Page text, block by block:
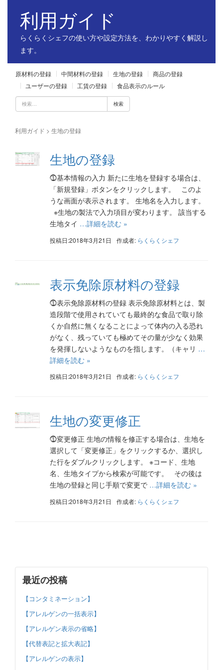
利用ガイド
らくらくシェフの使い方や設定方法を、わかりやすく解説し
ます。
原材料の登録 中間材料の登録 生地の登録
商品の登録
ユーザーの登録
工賃の登録 食品表示のルール
検
索:
利用ガイド > 生地の登録
生地の登録
⓵基本情報の入力 新たに生地を登録する場合は、
「新規登録」ボタンをクリックします。 このよ
うな画面が表示されます。 生地名を入力します。
※生地の製法で入力項目が変わります。 該当する
生地タイ …詳細を読む »
投稿日:2018年3月21日 作成者: らくらくシェフ
表示免除原材料の登録
⓵表示免除原材料の登録 表示免除原材料とは、製
造段階で使用されていても最終的な食品で取り除
くか自然に無くなることによって体内の入る恐れ
がなく、残っていても極めてその量が少なく効果
を発揮しないようなものを指します。（キャリ …
詳細を読む »
投稿日:2018年3月21日 作成者: らくらくシェフ
生地の変更修正
⓵変更修正 生地の情報を修正する場合は、生地を
選択して「変更修正」をクリックするか、選択し
た行をダブルクリックします。 ※コード、生地
名、生地タイプから検索が可能です。 その後は
生地の登録と同じ手順で変更で …詳細を読む »
投稿日:2018年3月21日 作成者: らくらくシェフ
最近の投稿
【コンタミネーション】
【アレルゲンの一括表示】
【アレルゲン表示の省略】
【代替表記と拡大表記】
【アレルゲンの表示】